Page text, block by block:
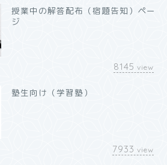
授業中の解答配布（宿題告知）ペー
ジ
8145 view
塾生向け（学習塾）
7933 view